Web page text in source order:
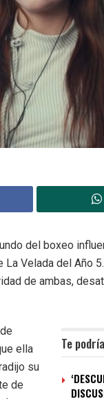
del boxeo
Velada del Año
de ambas,
Te
ella
su
de